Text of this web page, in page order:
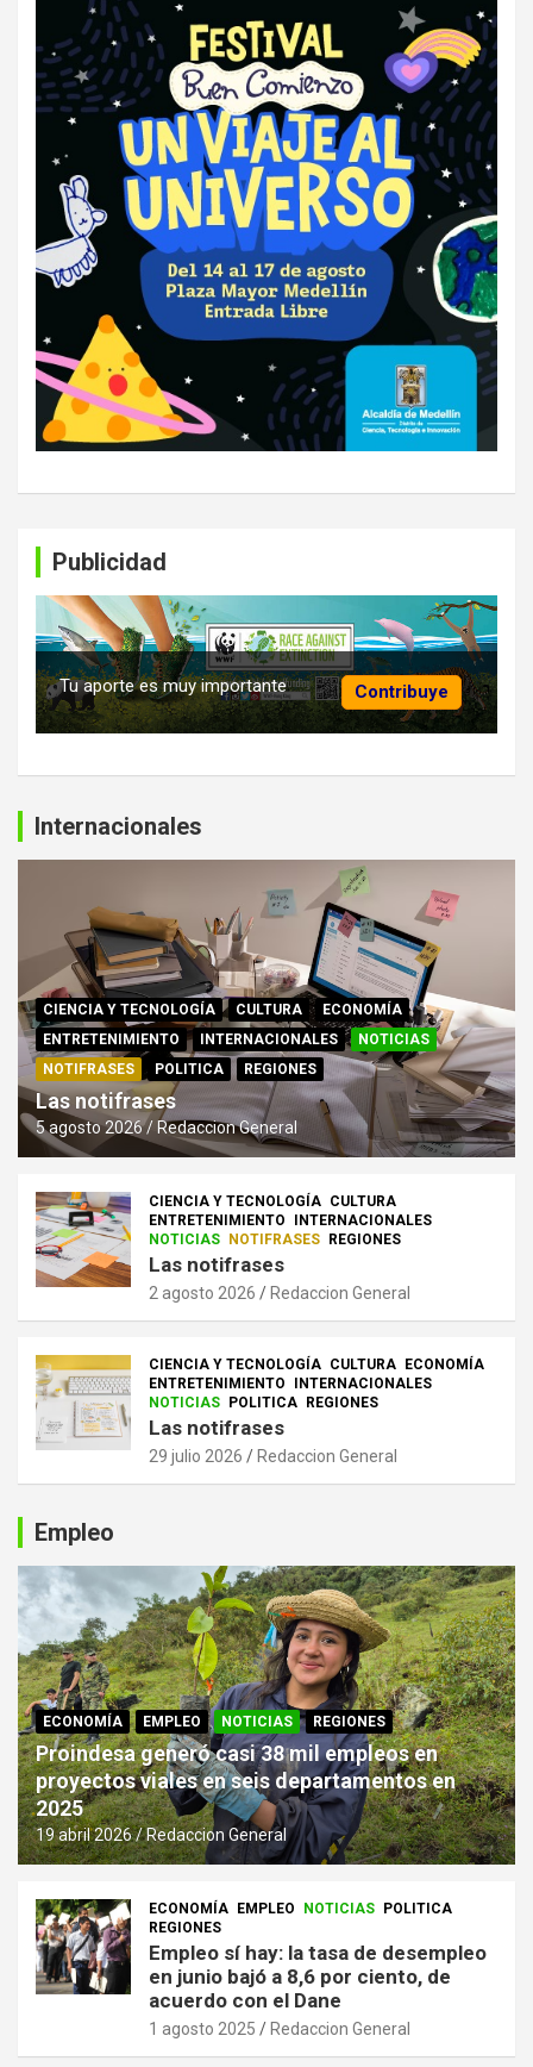
Publicidad
Contribuye
Tu aporte es muy importante
Internacionales
CIENCIA Y TECNOLOGÍA CULTURA
ECONOMÍA
ENTRETENIMIENTO
INTERNACIONALES
NOTICIAS
NOTIFRASES
POLITICA REGIONES
Las notifrases
5 agosto 2026 Redaccion General
CIENCIA Y TECNOLOGÍA CULTURA
ENTRETENIMIENTO
INTERNACIONALES
NOTICIAS
NOTIFRASES REGIONES
Las notifrases
2 agosto 2026 Redaccion General
CIENCIA Y TECNOLOGÍA CULTURA
ECONOMÍA
ENTRETENIMIENTO
INTERNACIONALES
NOTICIAS
POLITICA REGIONES
Las notifrases
29 julio 2026 Redaccion General
Empleo
ECONOMÍA EMPLEO NOTICIAS REGIONES
Proindesa generó casi 38 mil empleos en
proyectos viales en seis departamentos en
2025
19 abril 2026 Redaccion General
ECONOMÍA EMPLEO NOTICIAS
POLITICA
REGIONES
Empleo sí hay: la tasa de desempleo
en junio bajó a 8,6 por ciento, de
acuerdo con el Dane
1 agosto 2025 Redaccion General